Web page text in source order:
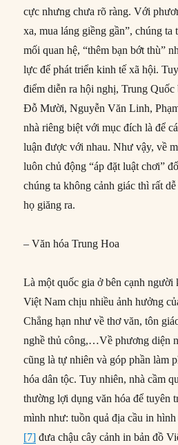
cực nhưng chưa rõ ràng. Với
xa, mua láng giềng gần”, chúng ta
mối quan hệ, “thêm bạn bớt thù”
lực để phát triển kinh tế xã hội.
điểm diễn ra hội nghị, Trung
Đỗ Mười, Nguyễn Văn Linh,
nhà riêng biệt với mục đích là để
luận được với nhau. Như vậy, về
luôn chủ động “áp đặt luật chơi”
chúng ta không cảnh giác thì rất
họ giăng ra.
– Văn hóa Trung Hoa
Là một quốc gia ở bên cạnh
Việt Nam chịu nhiều ảnh hưởng
Chẳng hạn như về thơ văn, tôn
nghề thủ công,…Về phương diện
cũng là tự nhiên và góp phần làm
hóa dân tộc. Tuy nhiên, nhà cầm
thường lợi dụng văn hóa để tuyên
mình như: tuồn quả địa cầu in
[7] đưa chậu cây cảnh in bản đồ